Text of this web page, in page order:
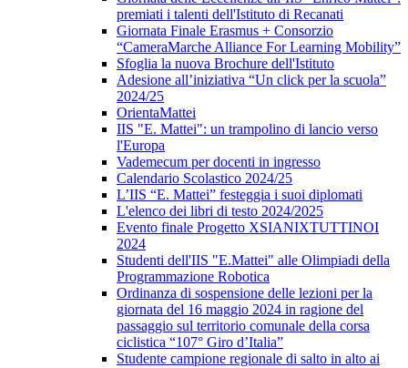
premiati i talenti dell'Istituto di Recanati
Giornata Finale Erasmus + Consorzio
“CameraMarche Alliance For Learning Mobility”
Sfoglia la nuova Brochure dell'Istituto
Adesione all’iniziativa “Un click per la scuola”
2024/25
OrientaMattei
IIS "E. Mattei": un trampolino di lancio verso
l'Europa
Vademecum per docenti in ingresso
Calendario Scolastico 2024/25
L’IIS “E. Mattei” festeggia i suoi diplomati
L'elenco dei libri di testo 2024/2025
Evento finale Progetto XSIANIXTUTTINOI
2024
Studenti dell'IIS "E.Mattei" alle Olimpiadi della
Programmazione Robotica
Ordinanza di sospensione delle lezioni per la
giornata del 16 maggio 2024 in ragione del
passaggio sul territorio comunale della corsa
ciclistica “107° Giro d’Italia”
Studente campione regionale di salto in alto ai